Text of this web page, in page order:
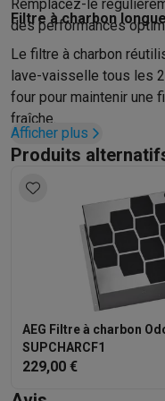
Smartphones
Ménage
Machines à laver avec
Petits appareils de
Petits appareils de
Grands appareils de
Lave-vaisselle avec des
Climatiseurs
Climatiseurs avec des
TV avec des éco-
Multimédie &
Smartphones avec des
Trottinettes électriques
Initiatives écologiques
ImpactÉconomies
Info & actions
Remplacez-le
des performances
Filtre à charbon
Le filtre à charbon
lave-vaisselle tous les
four pour maintenir une
fraîche.
Afficher plus
Produits
AEG Filtre à charbon
SUPCHARCF1
229,00 €